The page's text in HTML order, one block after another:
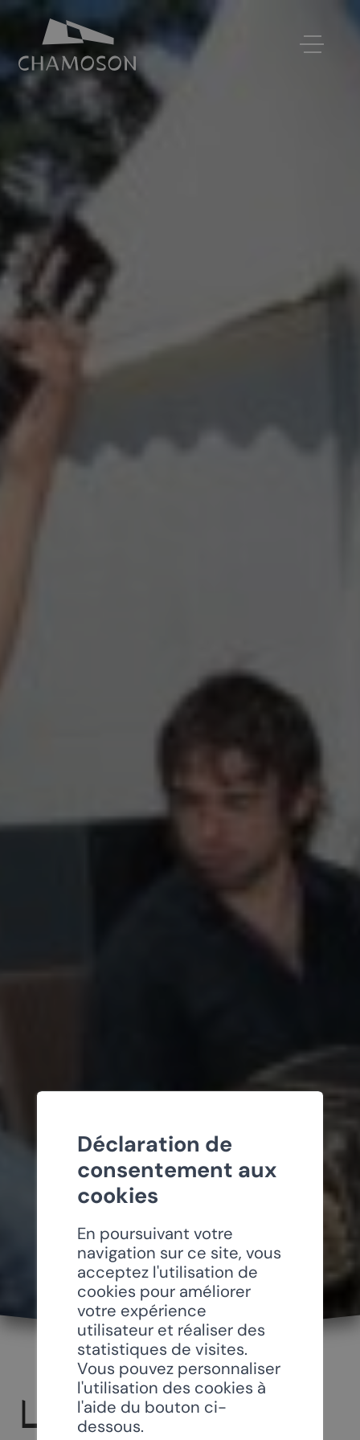
LES VIEILLES SE
Déclaration de
consentement aux
cookies
En poursuivant votre
navigation sur ce site, vous
acceptez l'utilisation de
cookies pour améliorer
votre expérience
utilisateur et réaliser des
statistiques de visites.
Vous pouvez personnaliser
l'utilisation des cookies à
l'aide du bouton ci-
dessous.